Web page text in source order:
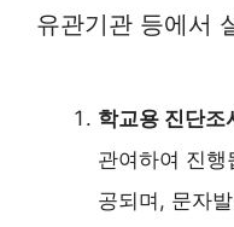
유관기관 등에서
학교용 진단조
관여하여 진행
공되며, 문자